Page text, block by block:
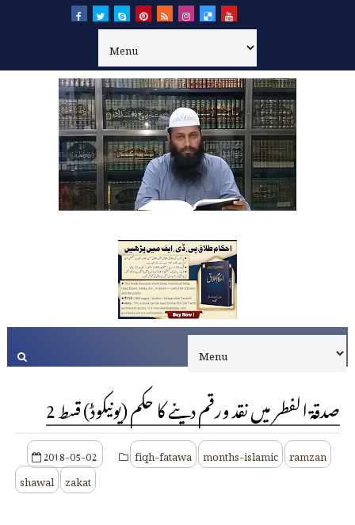
صدقۃ الفطر میں نقد ورقم دینے کا حکم (یونیکوڈ) قسط 2
2018-05-02 fiqh-fatawa months-islamic ramzan
shawal zakat